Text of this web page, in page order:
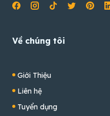
Về chúng tôi
Giới Thiệu
Liên hệ
Tuyển dụng